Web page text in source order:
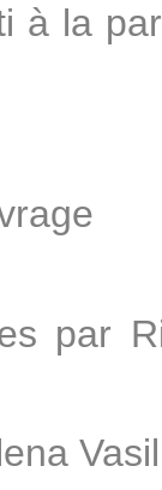
à la
par